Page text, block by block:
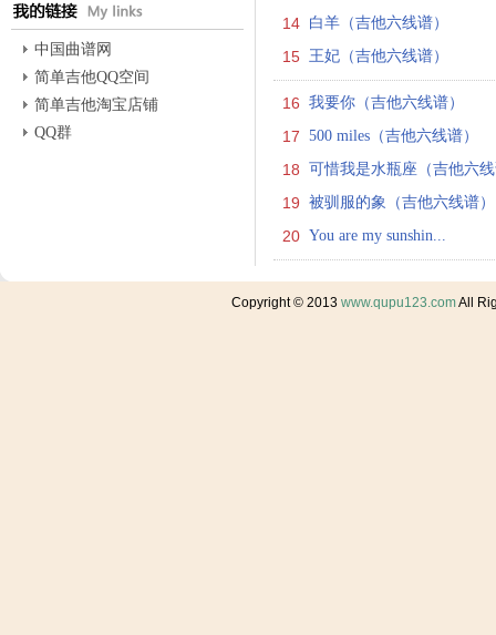
14 白羊（吉他六线谱）
15 王妃（吉他六线谱）
16 我要你（吉他六线谱）
17 500 miles（吉他六线谱）
18 可惜我是水瓶座（吉他六
19 被驯服的象（吉他六线谱）
20 You are my sunshin...
中国曲谱网
简单吉他QQ空间
简单吉他淘宝店铺
QQ群
Copyright © 2013 www.qupu123.comAll